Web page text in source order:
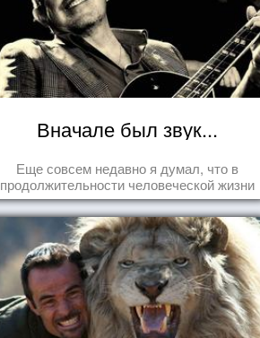
Вначале был звук...
Еще совсем недавно я думал, что в
продолжительности человеческой жизни
заложена какая-то ошибка.